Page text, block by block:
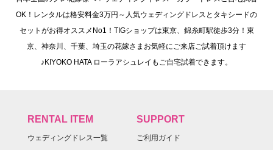
OK！レンタルは格安料金3万円～人気ウェディングドレスとタキシードの
セットがお得オススメNo1！TIGショップは東京、錦糸町駅徒歩3分！東
京、神奈川、千葉、埼玉の花嫁さまお気軽にご来店ご試着頂けます
♪KIYOKO HATA ローラアシュレイもご自宅試着できます。
RENTAL ITEM
ウェディングドレス一覧
SUPPORT
ご利用ガイド